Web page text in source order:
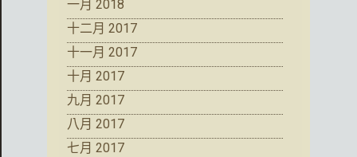
一月 2018
十二月 2017
十一月 2017
十月 2017
九月 2017
八月 2017
七月 2017